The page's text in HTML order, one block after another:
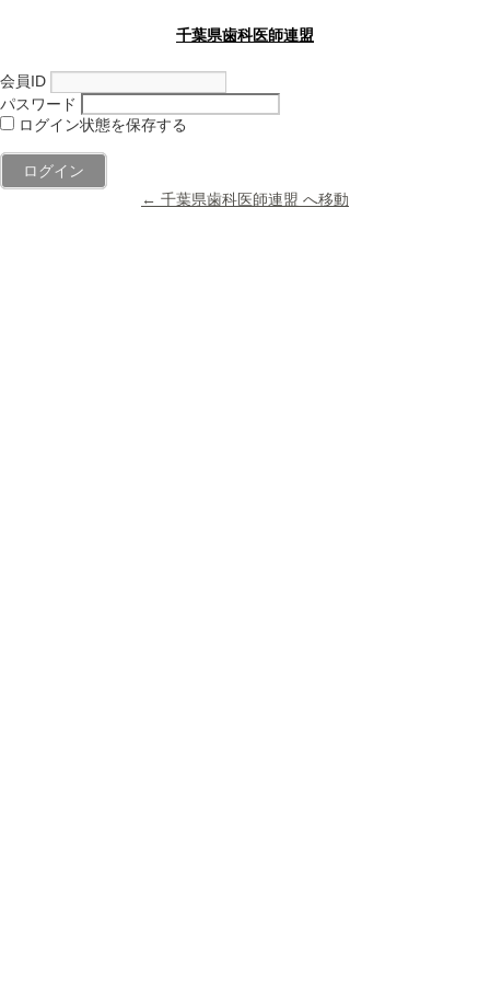
千葉県歯科医師連盟
会員ID
パスワード
ログイン状態を保存する
← 千葉県歯科医師連盟 へ移動